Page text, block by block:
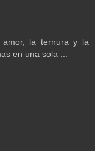
la ternura y la
en una sola ...